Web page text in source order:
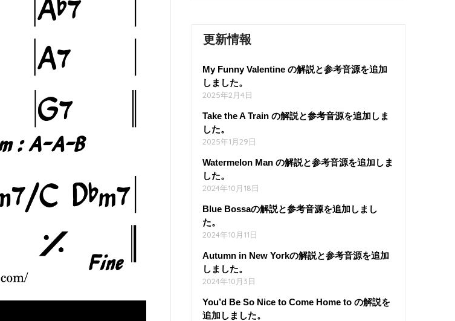
更新情報
My Funny Valentine の解説と参考音源を追加
しました。
2025年2月4日
Take the A Train の解説と参考音源を追加しま
した。
2025年1月29日
Watermelon Man の解説と参考音源を追加しま
した。
2024年10月18日
Blue Bossaの解説と参考音源を追加しまし
た。
2024年10月11日
Autumn in New Yorkの解説と参考音源を追加
しました。
2024年10月3日
You’d Be So Nice to Come Home to の解説を
追加しました。